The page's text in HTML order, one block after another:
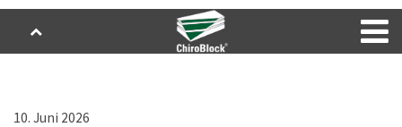
10. Juni 2026